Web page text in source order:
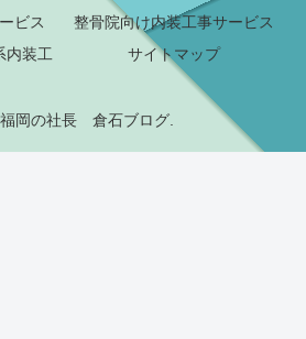
ビス
整骨院向け内装工事サービス
内装工
サイトマップ
岡の社長 倉石ブログ.